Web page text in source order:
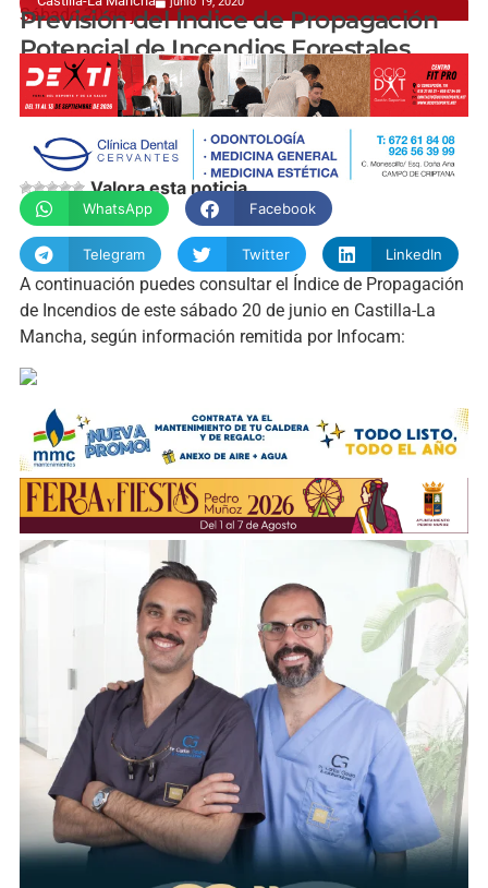
Sábado 20 de junio
Previsión del Índice de Propagación
Potencial de Incendios Forestales
manchainformacion.com
Valora esta noticia
WhatsApp Facebook
Telegram Twitter LinkedIn
A continuación puedes consultar el Índice de Propagación
de Incendios de este sábado 20 de junio en Castilla-La
Mancha, según información remitida por Infocam: